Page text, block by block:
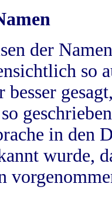
der
so
besser
in
wurde,